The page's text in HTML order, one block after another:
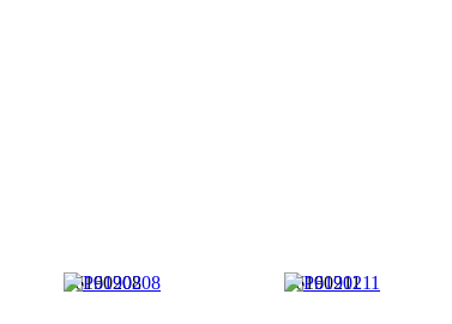
P6190208 P6190211